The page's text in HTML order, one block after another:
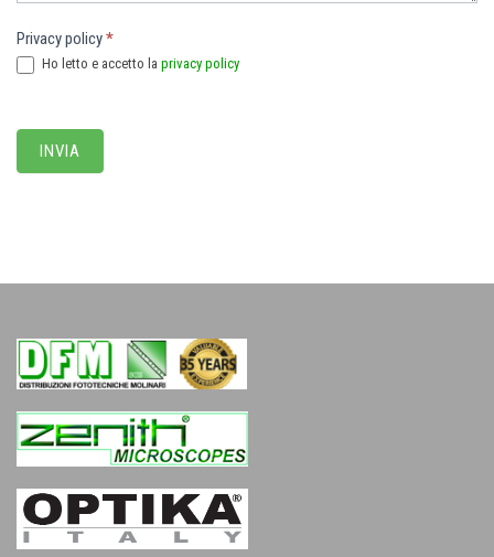
Privacy policy*
Ho letto e accetto la privacy policy
INVIA